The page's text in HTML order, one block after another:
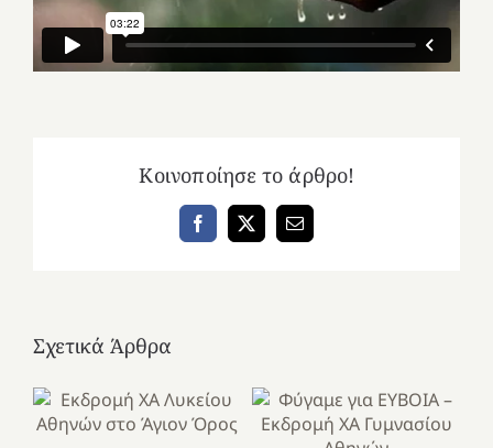
Κοινοποίησε το άρθρο!
Facebook
X Email
Σχετικά Άρθρα